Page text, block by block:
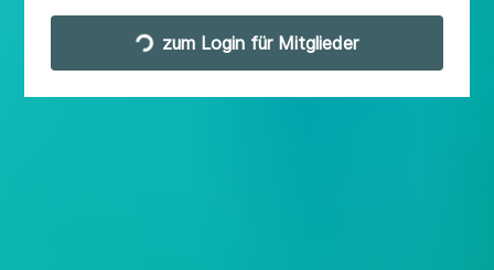
zum Login für Mitglieder